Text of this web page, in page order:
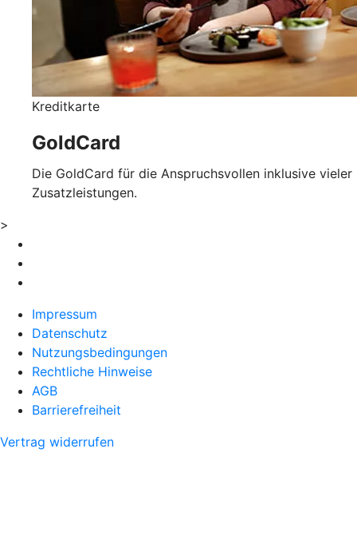
Kreditkarte
GoldCard
Die GoldCard für die Anspruchsvollen inklusive vieler
Zusatzleistungen.
>
Impressum
Datenschutz
Nutzungsbedingungen
Rechtliche Hinweise
AGB
Barrierefreiheit
Vertrag widerrufen